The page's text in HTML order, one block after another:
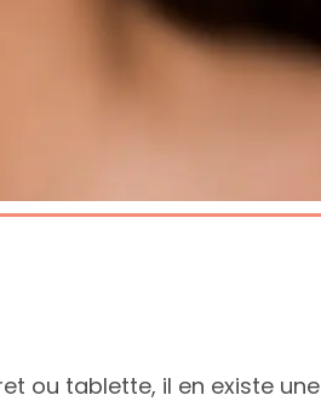
ou tablette, il en existe une